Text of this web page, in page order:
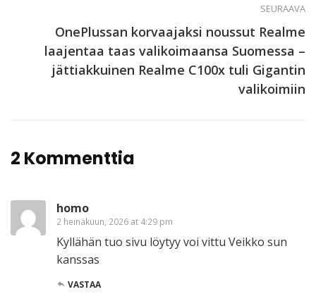
SEURAAVA
OnePlussan korvaajaksi noussut Realme
laajentaa taas valikoimaansa Suomessa –
jättiakkuinen Realme C100x tuli Gigantin
valikoimiin
2 Kommenttia
homo
2 heinäkuun, 2026 at 4:29 pm
Kyllähän tuo sivu löytyy voi vittu Veikko sun
kanssas
VASTAA